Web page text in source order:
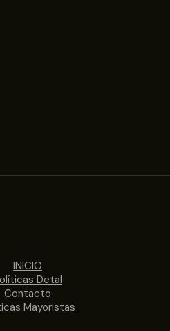
INICIO
Detal
Contacto
Mayoristas